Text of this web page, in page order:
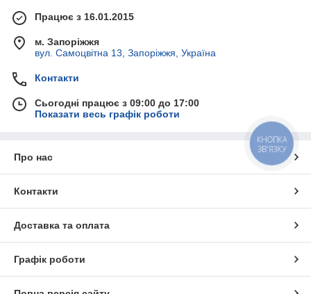
Працює з 16.01.2015
м. Запоріжжя
вул. Самоцвітна 13, Запоріжжя, Україна
Контакти
Сьогодні працює з 09:00 до 17:00
Показати весь графік роботи
Про нас
Контакти
Доставка та оплата
Графік роботи
КНОПКА
ЗВ'ЯЗКУ